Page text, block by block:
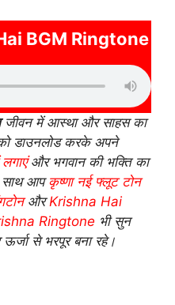
BGM Ringtone
जीवन में आस्था और साहस का
डाउनलोड करके अपने
और भगवान की भक्ति का
आपकृष्णा नई फ्लूट टोन
औरKrishna Hai
Ringtone भी सुन
से भरपूर बना रहे।